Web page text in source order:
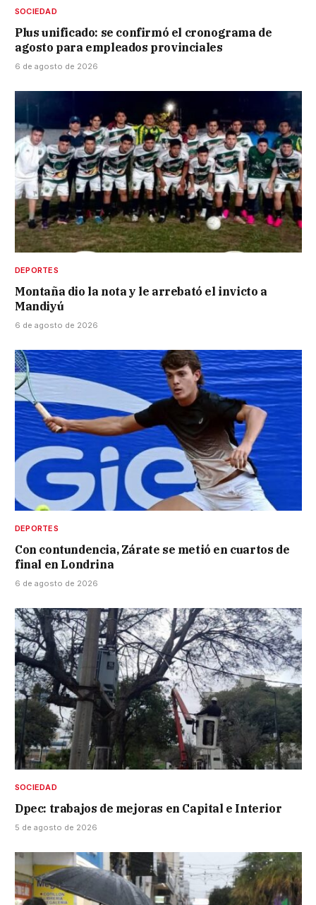
SOCIEDAD
Plus unificado: se confirmó el cronograma de
agosto para empleados provinciales
6 de agosto de 2026
DEPORTES
Montaña dio la nota y le arrebató el invicto a
Mandiyú
6 de agosto de 2026
DEPORTES
Con contundencia, Zárate se metió en cuartos de
final en Londrina
6 de agosto de 2026
SOCIEDAD
Dpec: trabajos de mejoras en Capital e Interior
5 de agosto de 2026